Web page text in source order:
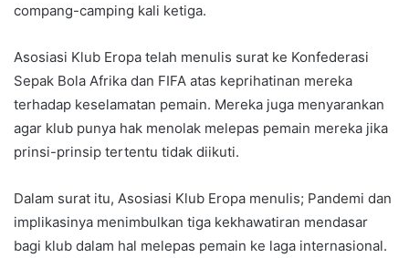
compang-camping kali ketiga.
Asosiasi Klub Eropa telah menulis surat ke Konfederasi
Sepak Bola Afrika dan FIFA atas keprihatinan mereka
terhadap keselamatan pemain. Mereka juga menyarankan
agar klub punya hak menolak melepas pemain mereka jika
prinsi-prinsip tertentu tidak diikuti.
Dalam surat itu, Asosiasi Klub Eropa menulis; Pandemi dan
implikasinya menimbulkan tiga kekhawatiran mendasar
bagi klub dalam hal melepas pemain ke laga internasional.